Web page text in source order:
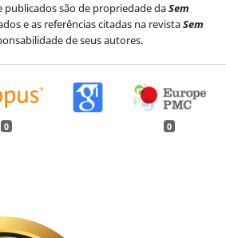
publicados são de propriedade daSem
e as referências citadas na revistaSem
de seus autores.
0 0